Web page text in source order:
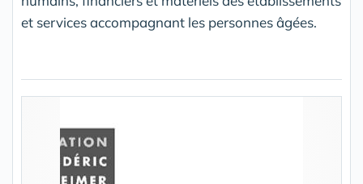
et services accompagnant les personnes âgées.